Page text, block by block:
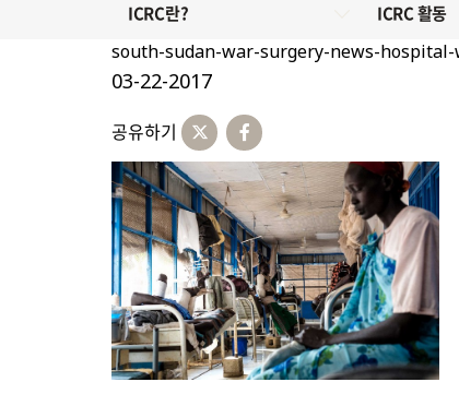
ICRC란? ICRC 활동
south-sudan-war-surgery-news-hospital-
03-22-2017
공유하기